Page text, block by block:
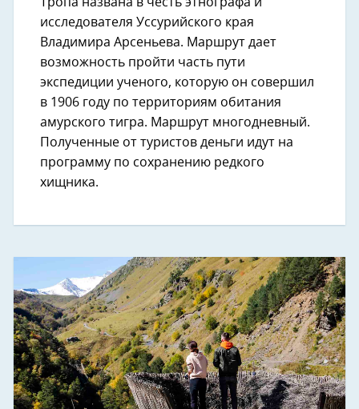
Тропа названа в честь этнографа и
исследователя Уссурийского края
Владимира Арсеньева. Маршрут дает
возможность пройти часть пути
экспедиции ученого, которую он совершил
в 1906 году по территориям обитания
амурского тигра. Маршрут многодневный.
Полученные от туристов деньги идут на
программу по сохранению редкого
хищника.